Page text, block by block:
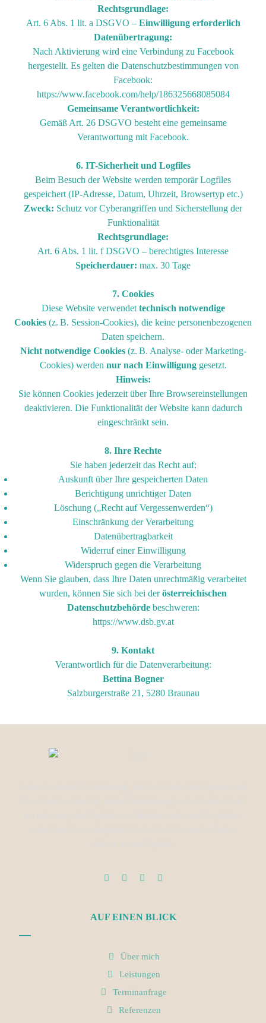
Rechtsgrundlage:
Art. 6 Abs. 1 lit. a DSGVO – Einwilligung erforderlich
Datenübertragung:
Nach Aktivierung wird eine Verbindung zu Facebook
hergestellt. Es gelten die Datenschutzbestimmungen von
Facebook:
https://www.facebook.com/help/186325668085084
Gemeinsame Verantwortlichkeit:
Gemäß Art. 26 DSGVO besteht eine gemeinsame
Verantwortung mit Facebook.
6. IT-Sicherheit und Logfiles
Beim Besuch der Website werden temporär Logfiles
gespeichert (IP-Adresse, Datum, Uhrzeit, Browsertyp etc.)
Zweck: Schutz vor Cyberangriffen und Sicherstellung der
Funktionalität
Rechtsgrundlage:
Art. 6 Abs. 1 lit. f DSGVO – berechtigtes Interesse
Speicherdauer: max. 30 Tage
7. Cookies
Diese Website verwendet technisch notwendige
Cookies (z. B. Session-Cookies), die keine personenbezogenen
Daten speichern.
Nicht notwendige Cookies(z. B. Analyse- oder Marketing-
Cookies) werden nur nach Einwilligunggesetzt.
Hinweis:
Sie können Cookies jederzeit über Ihre Browsereinstellungen
deaktivieren. Die Funktionalität der Website kann dadurch
eingeschränkt sein.
8. Ihre Rechte
Sie haben jederzeit das Recht auf:
Auskunft über Ihre gespeicherten Daten
Berichtigung unrichtiger Daten
Löschung („Recht auf Vergessenwerden“)
Einschränkung der Verarbeitung
Datenübertragbarkeit
Widerruf einer Einwilligung
Widerspruch gegen die Verarbeitung
Wenn Sie glauben, dass Ihre Daten unrechtmäßig verarbeitet
wurden, können Sie sich bei derösterreichischen
Datenschutzbehördebeschweren:
https://www.dsb.gv.at
9. Kontakt
Verantwortlich für die Datenverarbeitung:
Bettina Bogner
Salzburgerstraße 21, 5280 Braunau
AUF EINEN BLICK
Über mich
Leistungen
Terminanfrage
Referenzen